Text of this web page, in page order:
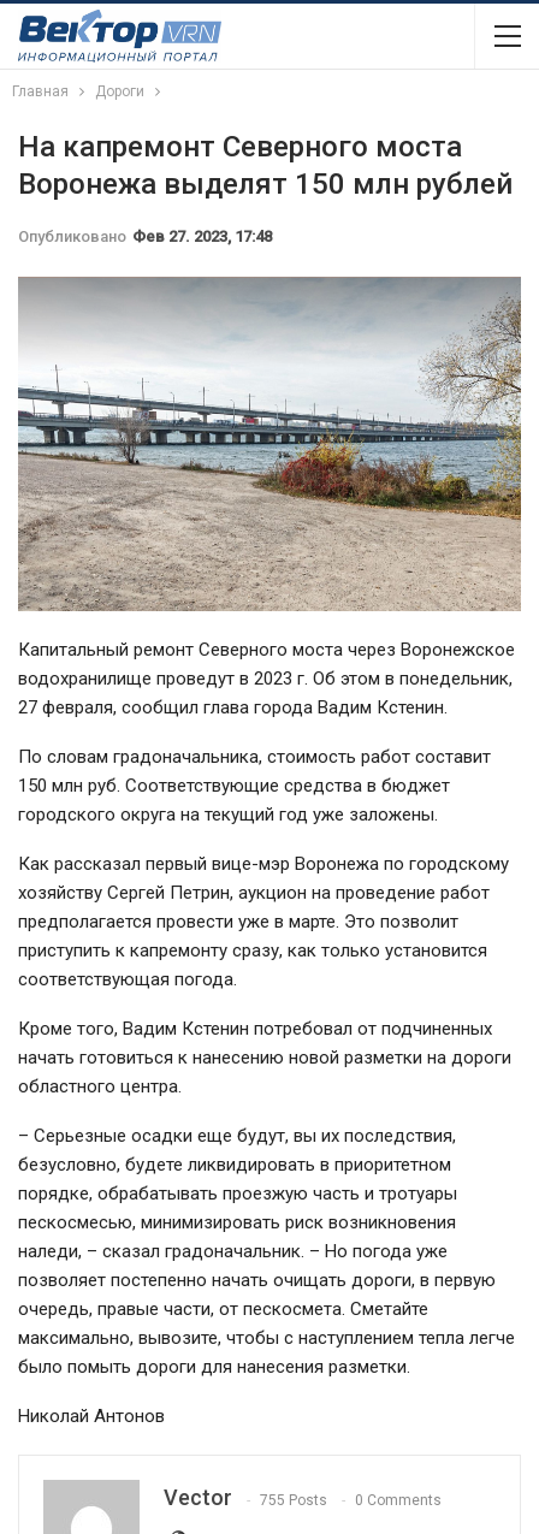
Главная Дороги
На капремонт Северного моста
Воронежа выделят 150 млн рублей
Опубликовано Фев 27. 2023, 17:48
Капитальный ремонт Северного моста через Воронежское
водохранилище проведут в 2023 г. Об этом в понедельник,
27 февраля, сообщил глава города Вадим Кстенин.
По словам градоначальника, стоимость работ составит
150 млн руб. Соответствующие средства в бюджет
городского округа на текущий год уже заложены.
Как рассказал первый вице-мэр Воронежа по городскому
хозяйству Сергей Петрин, аукцион на проведение работ
предполагается провести уже в марте. Это позволит
приступить к капремонту сразу, как только установится
соответствующая погода.
Кроме того, Вадим Кстенин потребовал от подчиненных
начать готовиться к нанесению новой разметки на дороги
областного центра.
– Серьезные осадки еще будут, вы их последствия,
безусловно, будете ликвидировать в приоритетном
порядке, обрабатывать проезжую часть и тротуары
пескосмесью, минимизировать риск возникновения
наледи, – сказал градоначальник. – Но погода уже
позволяет постепенно начать очищать дороги, в первую
очередь, правые части, от пескосмета. Сметайте
максимально, вывозите, чтобы с наступлением тепла легче
было помыть дороги для нанесения разметки.
Николай Антонов
Vector 755 Posts 0 Comments